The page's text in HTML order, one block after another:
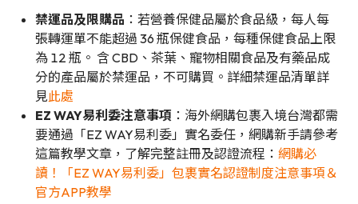
禁運品及限購品 ：若營養保健品屬於食品級，每人每
張轉運單不能超過 36 瓶保健食品，每種保健食品上限
為 12 瓶。 含 CBD、茶葉、寵物相關食品及有藥品成
分的產品屬於禁運品，不可購買。詳細禁運品清單詳
見此處
EZ WAY易利委注意事項 ：海外網購包裹入境台灣都需
要通過「EZ WAY易利委」實名委任，網購新手請參考
這篇教學文章，了解完整註冊及認證流程： 網購必
讀！「EZ WAY易利委」包裹實名認證制度注意事項＆
官方APP教學